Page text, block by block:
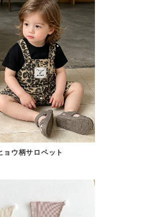
ウ柄サロペット